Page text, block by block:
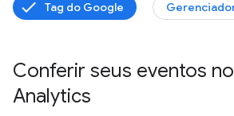
Tag do Google
Conferir seus eventos
Analytics